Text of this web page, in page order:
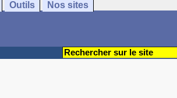
Outils Nos sites